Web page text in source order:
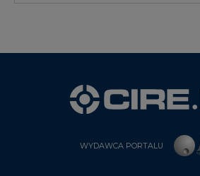
WYDAWCA PORTALU